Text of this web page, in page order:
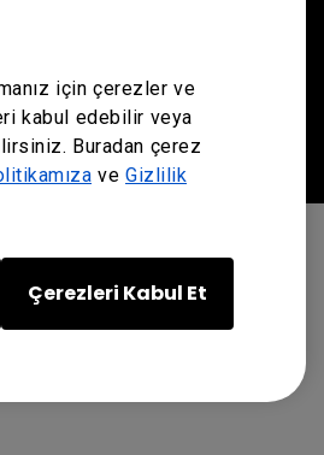
için çerezler ve
kabul edebilir veya
Buradan çerez
ve Gizlilik
Çerezleri Kabul Et